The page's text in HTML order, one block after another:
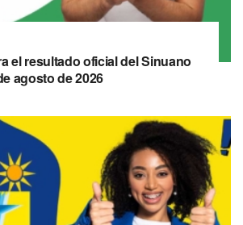
el resultado oficial del Sinuano
agosto de 2026